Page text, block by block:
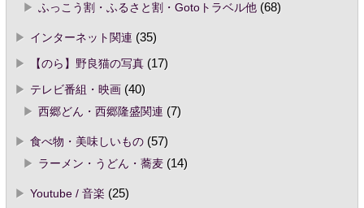
ふっこう割・ふるさと割・Gotoトラベル他(68)
インターネット関連 (35)
【のら】野良猫の写真(17)
テレビ番組・映画(40)
西郷どん・西郷隆盛関連 (7)
食べ物・美味しいもの(57)
ラーメン・うどん・蕎麦(14)
Youtube / 音楽 (25)